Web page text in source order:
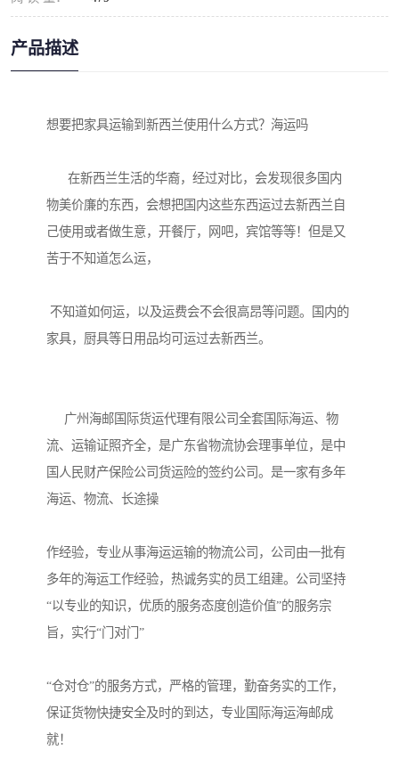
产品描述
想要把家具运输到新西兰使用什么方式？海运吗
物美价廉的东西，会想把国内这些东西运过去新西兰自
己使用或者做生意，开餐厅，网吧，宾馆等等！但是又
苦于不知道怎么运，
家具，厨具等日用品均可运过去新西兰。
流、运输证照齐全，是广东省物流协会理事单位，是中
国人民财产保险公司货运险的签约公司。是一家有多年
海运、物流、长途操
作经验，专业从事海运运输的物流公司，公司由一批有
多年的海运工作经验，热诚务实的员工组建。公司坚持
“以专业的知识，优质的服务态度创造价值”的服务宗
旨，实行“门对门”
“仓对仓”的服务方式，严格的管理，勤奋务实的工作，
保证货物快捷安全及时的到达，专业国际海运海邮成
就！